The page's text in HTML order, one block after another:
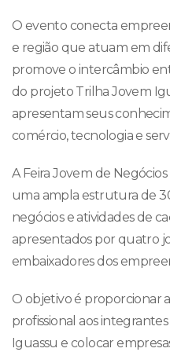
O evento conecta
e região que atuam em
promove o intercâmbio
do projeto Trilha Jovem
apresentam seus
comércio, tecnologia e
A Feira Jovem de
uma ampla estrutura de
negócios e atividades de
apresentados por quatro
embaixadores dos
O objetivo é proporcionar
profissional aos
Iguassu e colocar